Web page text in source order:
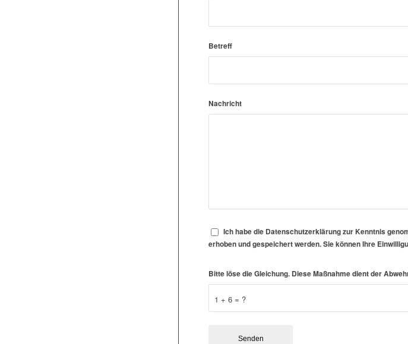
Betreff
Nachricht
Ich habe die Datenschutzerklärung zur Kenntnis
erhoben und gespeichert werden. Sie können Ihre
1 + 6 = ?
Bitte löse die Gleichung. Diese Maßnahme dient der